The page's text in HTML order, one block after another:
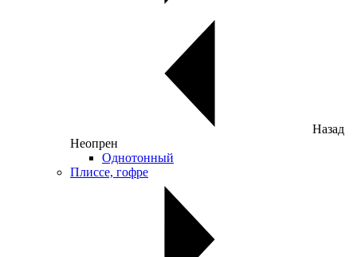
Назад
Неопрен
Однотонный
Плиссе, гофре